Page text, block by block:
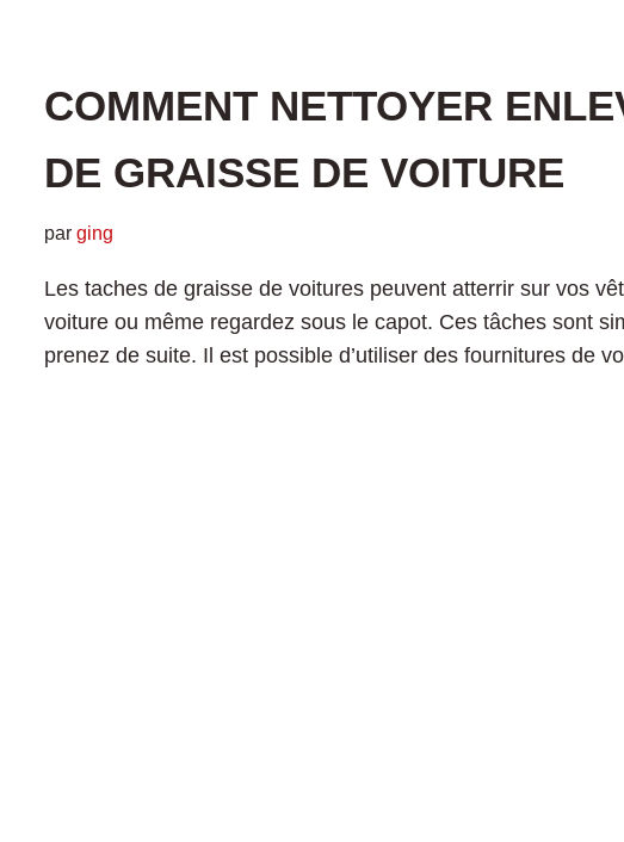
COMMENT NETTOYER
DE GRAISSE DE VOITURE
par ging
Les taches de graisse de voitures peuvent atterrir sur vos
voiture ou même regardez sous le capot. Ces tâches sont
prenez de suite. Il est possible d’utiliser des fournitures de